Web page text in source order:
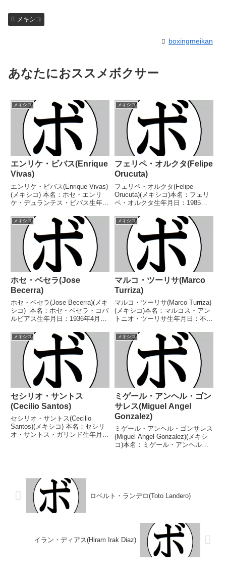
メキシコ
boxingmeikan
あなたにおススメボクサー
メキシコ
エンリケ・ビバス(Enrique
Vivas)
エンリケ・ビバス(Enrique Vivas)
(メキシコ) 本名：ホセ・エンリ
ケ・デュランテス・ビバス生年月
コ戦績：27戦23勝(12KO)4
敗 【獲得タイトル】なし 【戦
歴】2014/11/14 ○4R...
メキシコ
フェリペ・オルクタ(Felipe
Orucuta)
フェリペ・オルクタ(Felipe
Orucuta)(メキシコ)本名：フェリ
ペ・オルクタ生年月日：1985年
42戦36勝(30KO)6敗【獲得タイト
ル】WBC中央アメリカバンタム
級王座WBC米大陸スーパーフラ
イ...
メキシコ
ホセ・ベセラ(Jose
Becerra)
ホセ・ベセラ(Jose Becerra)(メキ
シコ) 本名：ホセ・ベセラ・コバ
ルビアス生年月日：1936年4月15
勝(42KO)5敗3分 【獲得タイト
ル】世界バンタム級王座 【戦
歴】1953/08/30...
メキシコ
マルコ・ツーリサ(Marco
Turriza)
マルコ・ツーリサ(Marco Turriza)
(メキシコ)本名：マルコス・アン
トニオ・ツーリサ生年月日：不明
【獲得タイトル】なし【戦歴】
2006/12/08 ●3RTKO アルフォ
ンソ・トーレス(メキシコ)2...
メキシコ
セシリオ・サントス
(Cecilio Santos)
セシリオ・サントス(Cecilio
Santos)(メキシコ) 本名：セシリ
オ・サントス・ガリンド生年月
メキシコ
ミゲール・アンヘル・ゴン
サレス(Miguel Angel
Gonzalez)
ミゲール・アンヘル・ゴンサレス
(Miguel Angel Gonzalez)(メキシ
コ)本名：ミゲール・アンヘル・
ロベルト・ランデロ(Toto Landero)
イラン・ディアス(Hiram Irak Diaz)